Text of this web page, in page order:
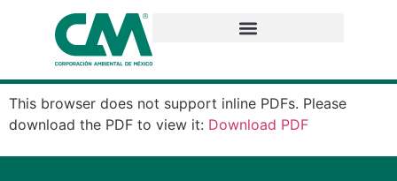
This browser does not support inline PDFs. Please
download the PDF to view it: Download PDF